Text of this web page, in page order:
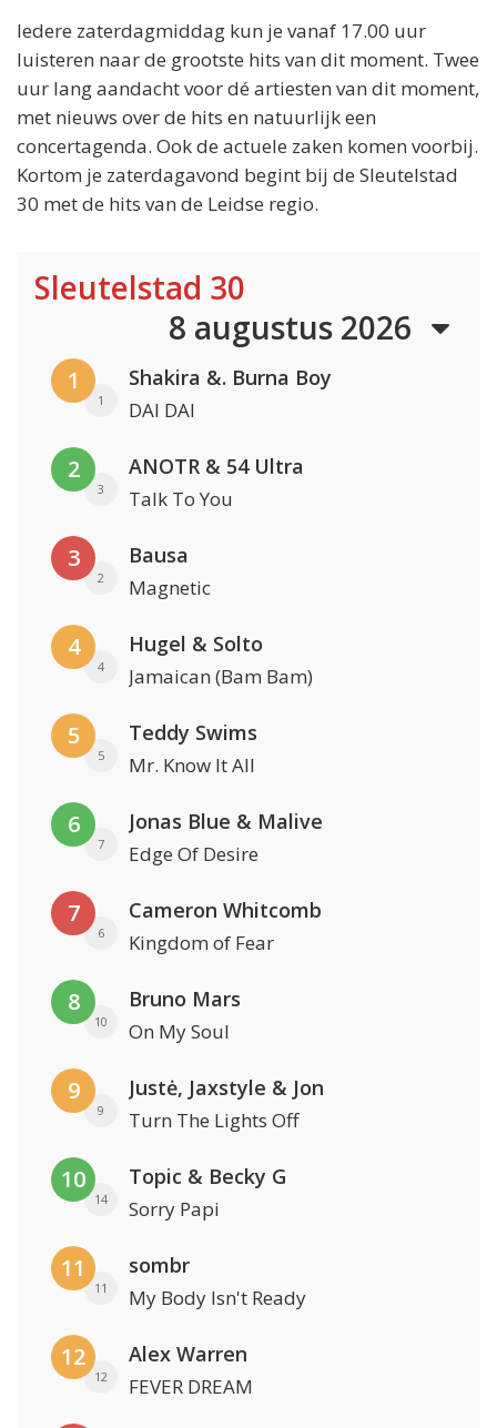
Iedere zaterdagmiddag kun je vanaf 17.00 uur
luisteren naar de grootste hits van dit moment. Twee
uur lang aandacht voor dé artiesten van dit moment,
met nieuws over de hits en natuurlijk een
concertagenda. Ook de actuele zaken komen voorbij.
Kortom je zaterdagavond begint bij de Sleutelstad
30 met de hits van de Leidse regio.
Sleutelstad 30
8 augustus 2026
1
1
Shakira &. Burna Boy
DAI DAI
2
3
ANOTR & 54 Ultra
Talk To You
3
2
Bausa
Magnetic
4
4
Hugel & Solto
Jamaican (Bam Bam)
5
5
Teddy Swims
Mr. Know It All
6
7
Jonas Blue & Malive
Edge Of Desire
7
6
Cameron Whitcomb
Kingdom of Fear
8
10
Bruno Mars
On My Soul
9
9
Justė, Jaxstyle & Jon
Turn The Lights Off
10
14
Topic & Becky G
Sorry Papi
11
11
sombr
My Body Isn't Ready
12
12
Alex Warren
FEVER DREAM